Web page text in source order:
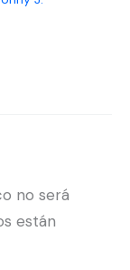
no será
están